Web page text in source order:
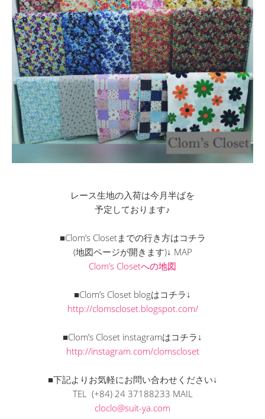
レース生地の入荷は今月半ばを
予定しております♪
■Clom’s Closetまでの行き方はコチラ
(地図ページが開きます)↓ MAP
Clom’s Closetへの地図
■Clom’s Closet blogはコチラ↓
http://clomscloset.blogspot.com/
■Clom’s Closet instagramはコチラ↓
http://instagram.com/clomscloset
■下記よりお気軽にお問い合わせください↓
TEL (+84) 24 37188233 MAIL
cloclo@suit-ya.com